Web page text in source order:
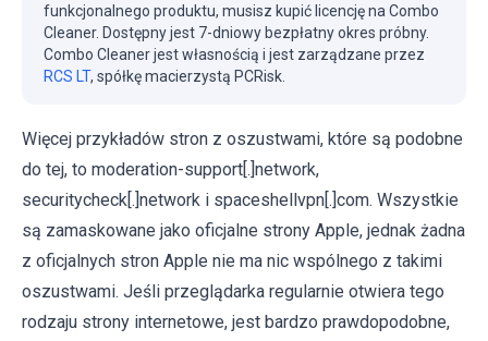
funkcjonalnego produktu, musisz kupić licencję na Combo
Cleaner. Dostępny jest 7-dniowy bezpłatny okres próbny.
Combo Cleaner jest własnością i jest zarządzane przez
RCS LT, spółkę macierzystą PCRisk.
Więcej przykładów stron z oszustwami, które są podobne
do tej, to moderation-support[.]network,
securitycheck[.]network i spaceshellvpn[.]com. Wszystkie
są zamaskowane jako oficjalne strony Apple, jednak żadna
z oficjalnych stron Apple nie ma nic wspólnego z takimi
oszustwami. Jeśli przeglądarka regularnie otwiera tego
rodzaju strony internetowe, jest bardzo prawdopodobne,